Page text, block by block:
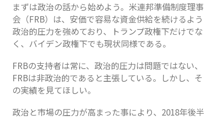
まずは政治の話から始めよう。米連邦準備制度理事
会（FRB）は、安価で容易な資金供給を続けるよう
政治的圧力を強めており、トランプ政権下だけでな
く、バイデン政権下でも現状同様である。
FRBの支持者は常に、政治的圧力は問題ではない、
FRBは非政治的であると主張している。しかし、そ
の実績を見てほしい。
政治と市場の圧力が高まった事により、2018年後半